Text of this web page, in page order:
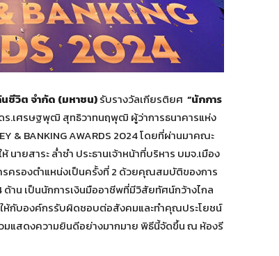
นชีวิต จำกัด (มหาชน)รับรางวัลเกียรติยศ “นักการ
ร.เศรษฐพุฒิ สุทธิวาทนฤพุฒิ ผู้ว่าการธนาคารแห่ง
& BANKING AWARDS 2024 โดยที่ผ่านมาคณะ
ายสาระ ล่ำซำ ประธานเจ้าหน้าที่บริหาร บมจ.เมือง
รครองตำแหน่งเป็นครั้งที่ 2 ด้วยคุณสมบัติของการ
าน เป็นนักการเงินมืออาชีพที่มีวิสัยทัศน์กว้างไกล
ห้กับองค์กรรับผิดชอบต่อสังคมและทำคุณประโยชน์
มแสดงความยินดีอย่างมากมาย พิธีนี้จัดขึ้น ณ ห้องรี